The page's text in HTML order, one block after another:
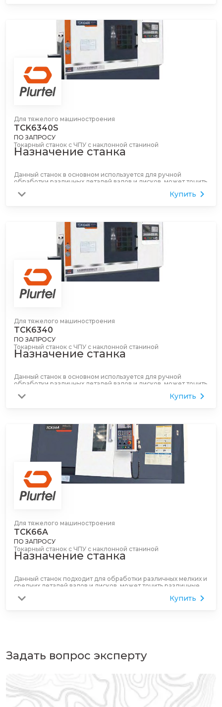
обработки вращающихся деталей в автомобильной,
мотоциклетной, электронной, аэрокосмической и военной
промышленности, с точностью обработки до IT6.
Для тяжелого машиностроения
TCK6340S
ПО ЗАПРОСУ
Токарный станок с ЧПУ с наклонной станиной
Назначение станка
Данный станок в основном используется для ручной
обработки различных деталей валов и дисков, может точить
поверхности тел вращения, может удовлетворять
обработки вращающихся деталей в автомобильной,
мотоциклетной, электронной, аэрокосмической и военной
промышленности, с точностью обработки до IT6.
Купить
Для тяжелого машиностроения
TCK6340
ПО ЗАПРОСУ
Токарный станок с ЧПУ с наклонной станиной
Назначение станка
Данный станок в основном используется для ручной
обработки различных деталей валов и дисков, может точить
поверхности тел вращения, может удовлетворять
обработки вращающихся деталей в автомобильной,
мотоциклетной, электронной, аэрокосмической и военной
промышленности, с точностью обработки до IT6.
Купить
Для тяжелого машиностроения
TCK66A
ПО ЗАПРОСУ
Токарный станок с ЧПУ с наклонной станиной
Назначение станка
Данный станок подходит для обработки различных мелких и
средних деталей валов и дисков, может точить различные
тел вращения, широко используется в сферах, связанных с
Купить
Задать вопрос эксперту